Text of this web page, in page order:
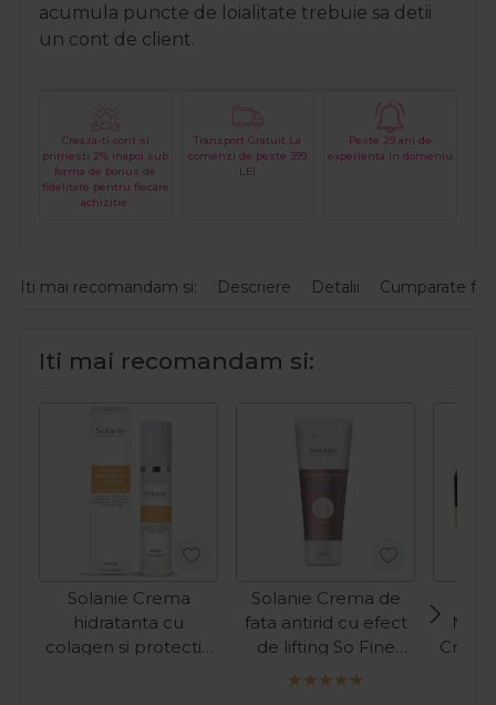
acumula puncte de loialitate trebuie sa detii
un cont de client.
Creaza-ti cont si
primesti 2% inapoi sub
forma de bonus de
fidelitate pentru fiecare
achizitie.
Transport Gratuit La
comenzi de peste 399
LEI
Peste 29 ani de
experienta in domeniu
Iti mai recomandam si: Descriere Detalii Cumparate
Iti mai recomandam si:
Solanie Crema
hidratanta cu
colagen si protectie
Solanie Crema de
fata antirid cu efect
de lifting So Fine
250ml